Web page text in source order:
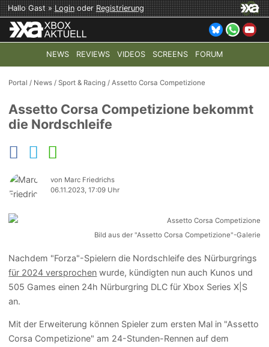
Hallo Gast »LoginoderRegistrierung
NEWS REVIEWS VIDEOS SCREENS FORUM
TOP-THEMEN: COD: MODERN WARFARE 4 HALO:
Portal / News /Sport & Racing /Assetto Corsa Competizione
Assetto Corsa Competizione bekommt
die Nordschleife
von Marc Friedrichs
06.11.2023, 17:09 Uhr
Bild aus der "Assetto Corsa Competizione"-Galerie
Nachdem "Forza"-Spielern die Nordschleife des Nürburgrings
für 2024 versprochen wurde, kündigten nun auch Kunos und
505 Games einen 24h Nürburgring DLC für Xbox Series X|S
an.
Mit der Erweiterung können Spieler zum ersten Mal in "Assetto
Corsa Competizione" am 24-Stunden-Rennen auf dem